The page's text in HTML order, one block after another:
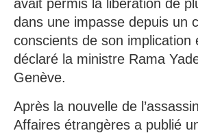
avait permis la libération de
dans une impasse depuis un
conscients de son implication
déclaré la ministre Rama
Genève.
Après la nouvelle de
Affaires étrangères a publié